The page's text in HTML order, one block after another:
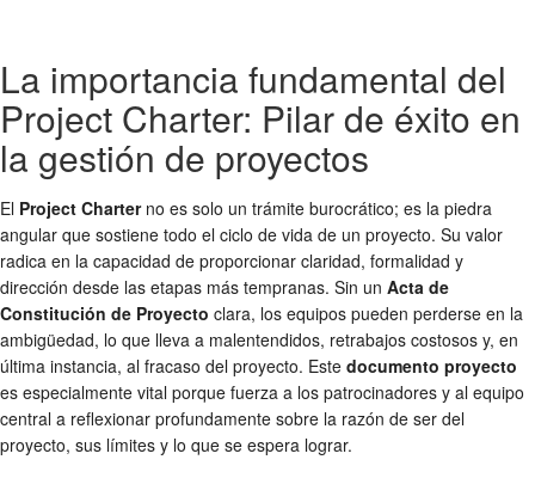
La importancia fundamental del
Project Charter: Pilar de éxito en
la gestión de proyectos
El Project Charterno es solo un trámite burocrático; es la piedra
angular que sostiene todo el ciclo de vida de un proyecto. Su valor
radica en la capacidad de proporcionar claridad, formalidad y
dirección desde las etapas más tempranas. Sin un Acta de
Constitución de Proyecto clara, los equipos pueden perderse en la
ambigüedad, lo que lleva a malentendidos, retrabajos costosos y, en
última instancia, al fracaso del proyecto. Este documento proyecto
es especialmente vital porque fuerza a los patrocinadores y al equipo
central a reflexionar profundamente sobre la razón de ser del
proyecto, sus límites y lo que se espera lograr.